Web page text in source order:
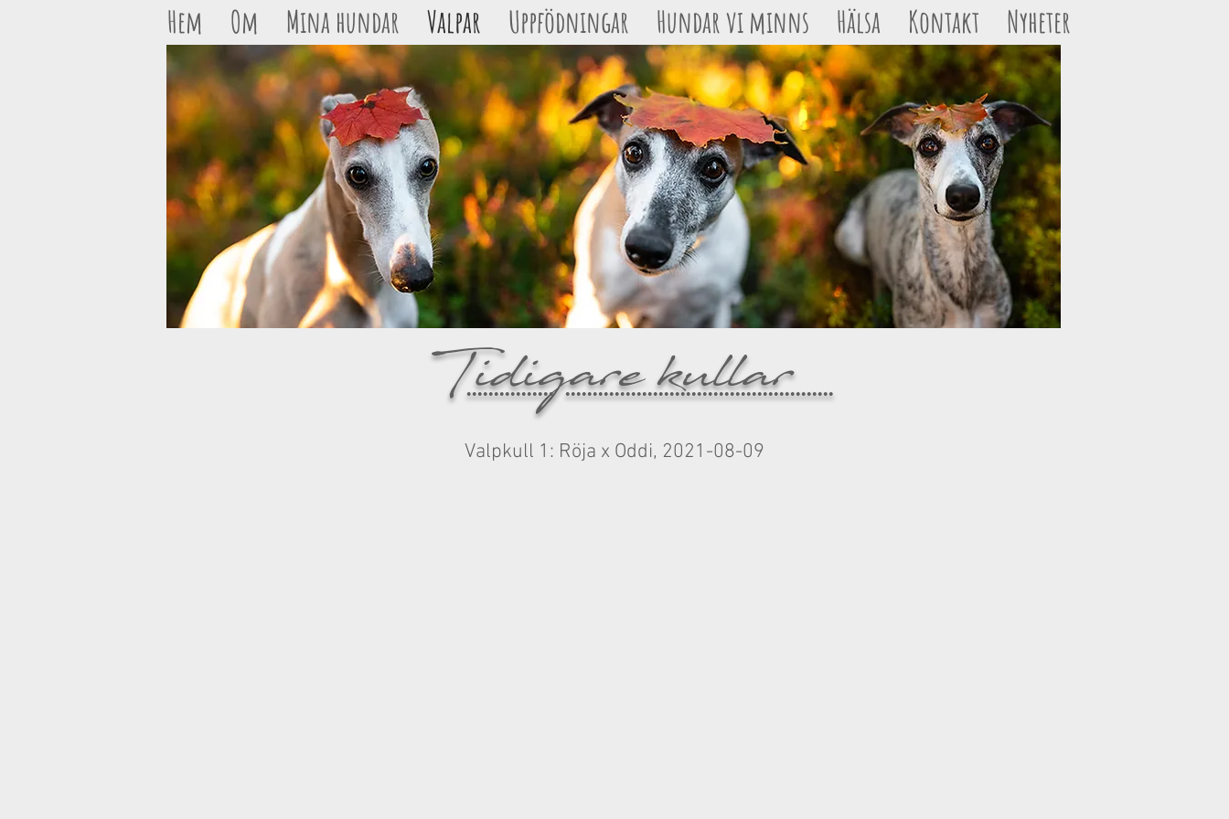
Tidigare kullar
•••••••••••••••• •••••••••••••••••••••••••••••••••••••••••••••••••
Valpkull 1: Röja x Oddi, 2021-08-09
Hem Om Mina hundar Valpar Uppfödningar Hundar vi minns Hälsa Kontakt Nyheter